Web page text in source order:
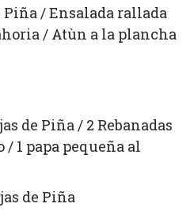
Piña / Ensalada rallada
/ Atùn a la plancha
de Piña / 2 Rebanadas
/ 1 papa pequeña al
de Piña